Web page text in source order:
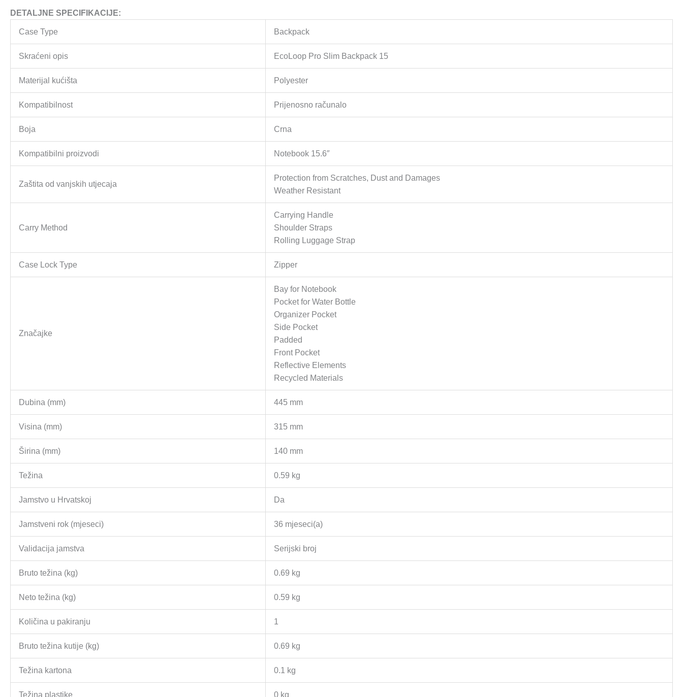
DETALJNE SPECIFIKACIJE:
Case Type Backpack
Skraćeni opis EcoLoop Pro Slim Backpack 15
Materijal kućišta Polyester
Kompatibilnost Prijenosno računalo
Boja Crna
Kompatibilni proizvodi Notebook 15.6″
Zaštita od vanjskih utjecaja
Protection from Scratches, Dust and Damages
Weather Resistant
Carry Method
Carrying Handle
Shoulder Straps
Rolling Luggage Strap
Case Lock Type Zipper
Značajke
Bay for Notebook
Pocket for Water Bottle
Organizer Pocket
Side Pocket
Padded
Front Pocket
Reflective Elements
Recycled Materials
Dubina (mm) 445 mm
Visina (mm) 315 mm
Širina (mm) 140 mm
Težina 0.59 kg
Jamstvo u Hrvatskoj Da
Jamstveni rok (mjeseci) 36 mjeseci(a)
Validacija jamstva Serijski broj
Bruto težina (kg) 0.69 kg
Neto težina (kg) 0.59 kg
Količina u pakiranju 1
Bruto težina kutije (kg) 0.69 kg
Težina kartona 0.1 kg
Težina plastike 0 kg